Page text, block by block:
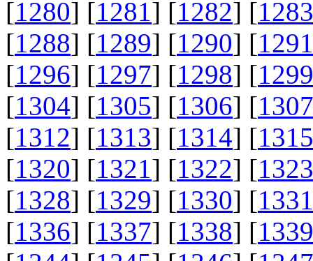
[1280] [1281] [1282] [1283
[1288] [1289] [1290] [1291
[1296] [1297] [1298] [1299
[1304] [1305] [1306] [1307
[1312] [1313] [1314] [1315
[1320] [1321] [1322] [1323
[1328] [1329] [1330] [1331
[1336] [1337] [1338] [1339